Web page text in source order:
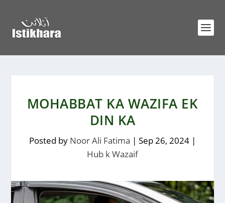
MOHABBAT KA WAZIFA EK
DIN KA
Posted by Noor Ali Fatima | Sep 26, 2024 |
Hub k Wazaif